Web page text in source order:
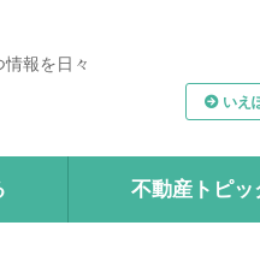
報を日々
いえ
不動産トピッ